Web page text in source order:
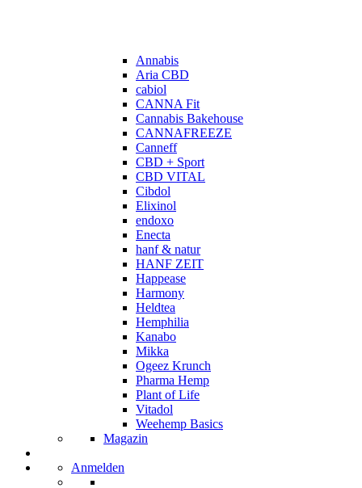
Annabis
Aria CBD
cabiol
CANNA Fit
Cannabis Bakehouse
CANNAFREEZE
Canneff
CBD + Sport
CBD VITAL
Cibdol
Elixinol
endoxo
Enecta
hanf & natur
HANF ZEIT
Happease
Harmony
Heldtea
Hemphilia
Kanabo
Mikka
Ogeez Krunch
Pharma Hemp
Plant of Life
Vitadol
Weehemp Basics
Magazin
Anmelden